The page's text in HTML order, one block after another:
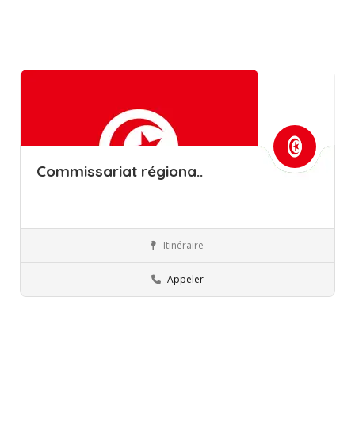
Commissariat régiona..
Commissions régionales de l’éducation
Itinéraire
Appeler